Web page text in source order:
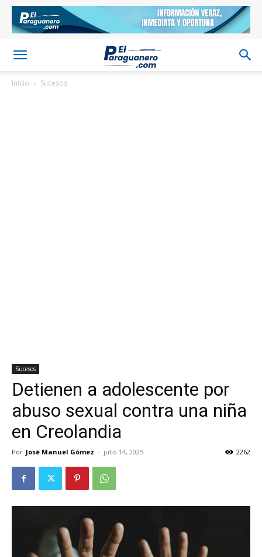
Inicio Sucesos
Sucesos
Detienen a adolescente por
abuso sexual contra una niña
en Creolandia
Por José Manuel Gómez - julio 14, 2025 2262